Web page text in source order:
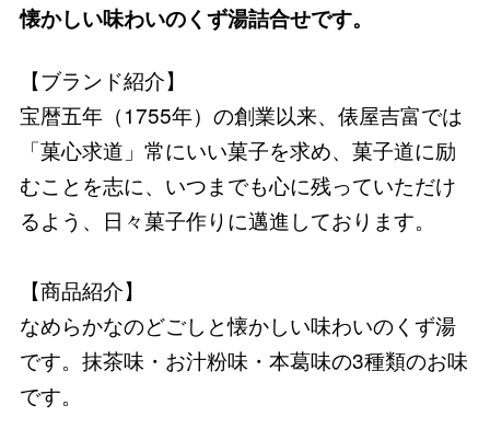
懐かしい味わいのくず湯詰合せです。
【ブランド紹介】
宝暦五年（1755年）の創業以来、俵屋吉富では
「菓心求道」常にいい菓子を求め、菓子道に励
むことを志に、いつまでも心に残っていただけ
るよう、日々菓子作りに邁進しております。
【商品紹介】
なめらかなのどごしと懐かしい味わいのくず湯
です。抹茶味・お汁粉味・本葛味の3種類のお味
です。